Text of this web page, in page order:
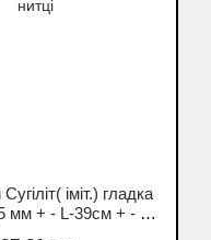
іміт.) гладка
мм + - L-39см + - на